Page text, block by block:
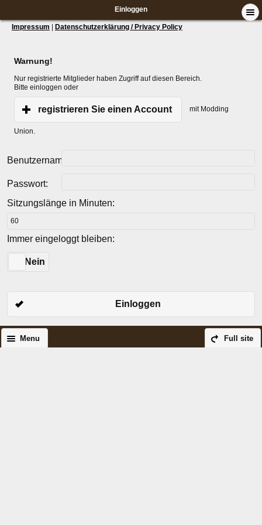
Einloggen
Impressum Datenschutzerklärung / Privacy Policy
Warnung!
Nur registrierte Mitglieder haben Zugriff auf diesen Bereich.
Bitte einloggen oder
registrieren Sie einen Account mit Modding
Union.
Benutzername:
Passwort:
Sitzungslänge in Minuten:
Immer eingeloggt bleiben:
Nein
Einloggen
Full site
Menu